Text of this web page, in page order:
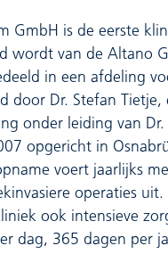
GmbH is de eerste
wordt van de Altano
in een afdeling
door Dr. Stefan Tietje,
onder leiding van Dr.
opgericht in
voert jaarlijks
operaties uit.
ook intensieve
dag, 365 dagen per